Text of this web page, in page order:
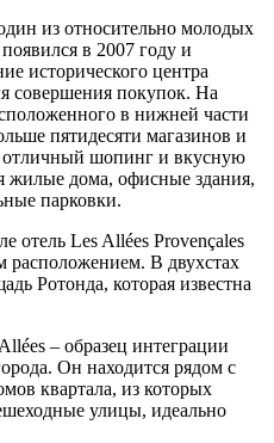
из относительно молодых
в 2007 году и
исторического центра
совершения покупок. На
в нижней части
пятидесяти магазинов и
отличный шопинг и вкусную
жилые дома, офисные здания,
парковки.
отель Les Allées Provençales
расположением. В двухстах
Ротонда, которая известна
– образец интеграции
Он находится рядом с
квартала, из которых
улицы, идеально